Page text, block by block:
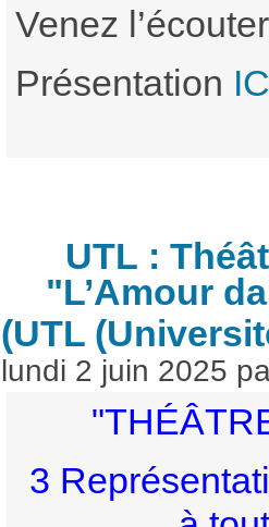
Venez
Présentation
UTL :
"L’Amour
(UTL
lundi 2 juin 2025
3